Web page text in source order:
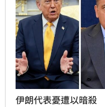
伊朗代表憂遭以暗殺